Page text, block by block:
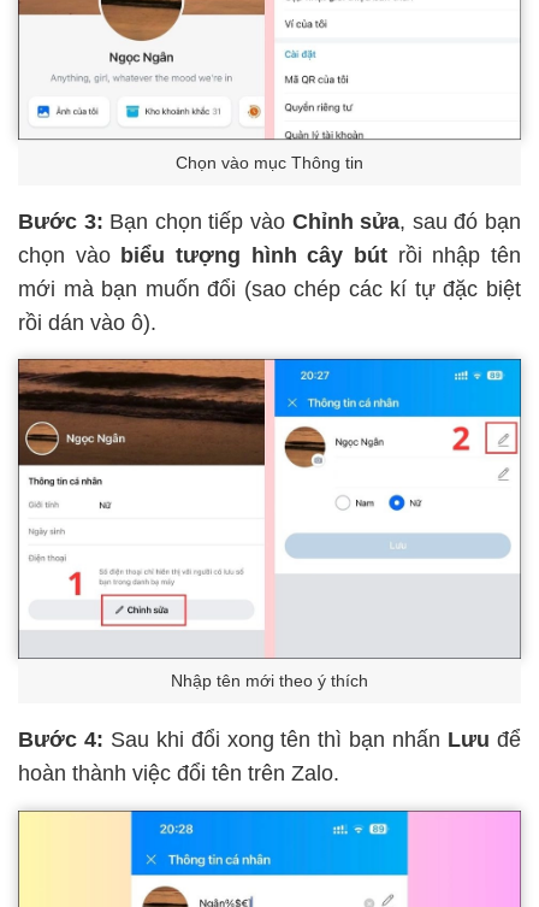
Chọn vào mục Thông tin
Bước 3: Bạn chọn tiếp vào Chỉnh sửa, sau đó bạn
chọn vào biểu tượng hình cây bút rồi nhập tên
mới mà bạn muốn đổi (sao chép các kí tự đặc biệt
rồi dán vào ô).
Nhập tên mới theo ý thích
Bước 4: Sau khi đổi xong tên thì bạn nhấn Lưuđể
hoàn thành việc đổi tên trên Zalo.